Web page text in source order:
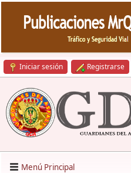
Iniciar sesión Registrarse
Menú Principal